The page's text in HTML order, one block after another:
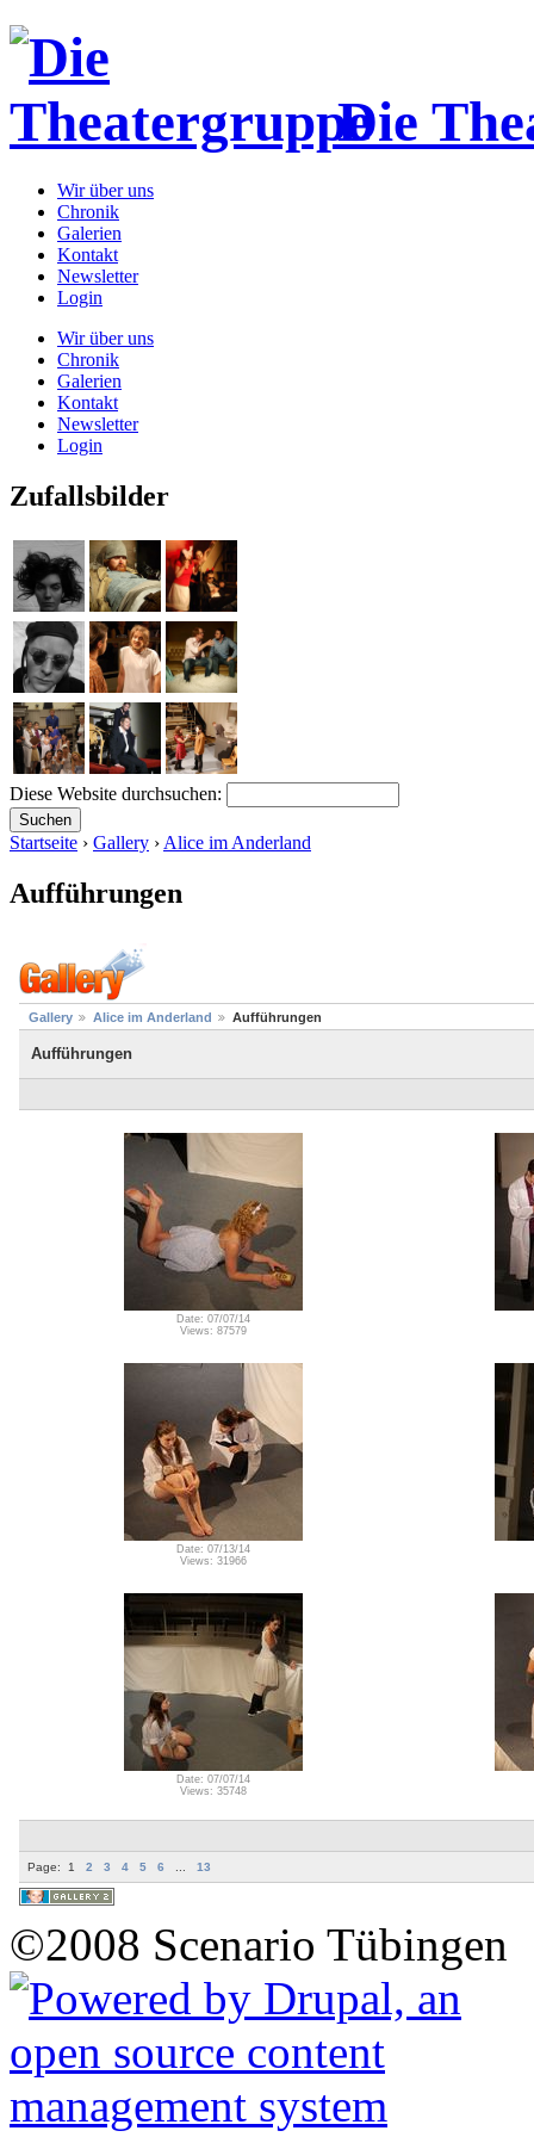
Die
Wir über uns
Chronik
Galerien
Kontakt
Newsletter
Login
Wir über uns
Chronik
Galerien
Kontakt
Newsletter
Login
Zufallsbilder
Diese Website durchsuchen:
Startseite › Gallery › Alice im Anderland
Aufführungen
Gallery Alice im Anderland Aufführungen
Aufführungen
Date: 07/07/14
Views: 87579
Date: 07/13/14
Views: 31966
Date: 07/07/14
Views: 35748
Page: 1 2 3 4 5 6 13
©2008 Scenario Tübingen